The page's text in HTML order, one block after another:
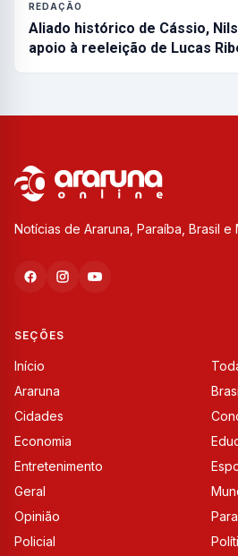
REDAÇÃO
Aliado histórico de Cássio,
apoio à reeleição de Lucas
Notícias de Araruna, Paraíba, Brasil e
SEÇÕES
Início
Araruna
Cidades
Economia
Entretenimento
Geral
Opinião
Policial